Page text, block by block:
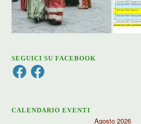
SEGUICI SU FACEBOOK
FacebookFacebook
CALENDARIO EVENTI
Agosto 2026